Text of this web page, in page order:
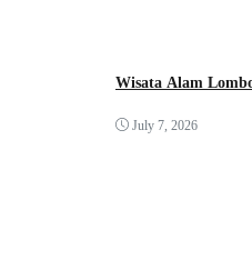
Wisata Alam
July 7, 2026